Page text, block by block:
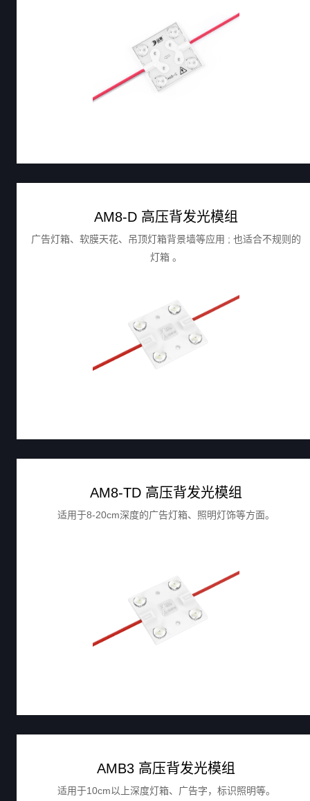
AM8-D 高压背发光模组
广告灯箱、软膜天花、吊顶灯箱背景墙等应用 ; 也适合不规则的
灯箱 。
AM8-TD 高压背发光模组
适用于8-20cm深度的广告灯箱、照明灯饰等方面。
AMB3 高压背发光模组
适用于10cm以上深度灯箱、广告字，标识照明等。